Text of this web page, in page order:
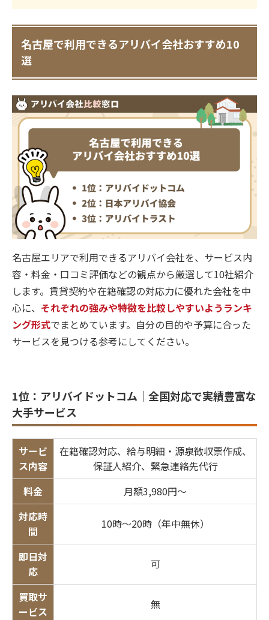
名古屋で利用できるアリバイ会社おすすめ10
選
名古屋エリアで利用できるアリバイ会社を、サービス内
容・料金・口コミ評価などの観点から厳選して10社紹介
します。賃貸契約や在籍確認の対応力に優れた会社を中
心に、 それぞれの強みや特徴を比較しやすいようランキ
ング形式でまとめています。自分の目的や予算に合った
サービスを見つける参考にしてください。
1位：アリバイドットコム｜全国対応で実績豊富な
大手サービス
サービ
ス内容
在籍確認対応、給与明細・源泉徴収票作成、
保証人紹介、緊急連絡先代行
料金
月額3,980円〜
対応時
間
10時〜20時（年中無休）
即日対
応
可
買取サ
ービス
無